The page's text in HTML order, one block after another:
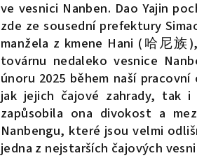
ve vesnici Nanben. Dao Yajin
zde ze sousední prefektury
manžela z kmene Hani (哈尼族
továrnu nedaleko vesnice
únoru 2025 během naší
jak jejich čajové zahrady, tak
zapůsobila ona divokost a
Nanbengu, které jsou velmi
jedna z nejstarších čajových